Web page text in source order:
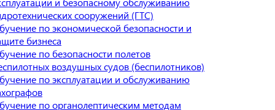
сооружений (ГТС)
по экономической безопасности и
бизнеса
по безопасности полетов
воздушных судов (беспилотников)
по эксплуатации и обслуживанию
по органолептическим методам